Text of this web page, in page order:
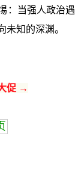
：当强人政治遇
未知的深渊。
促 →